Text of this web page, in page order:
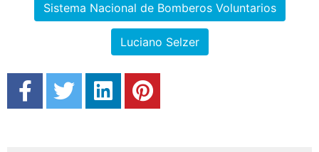
Sistema Nacional de Bomberos Voluntarios
Luciano Selzer